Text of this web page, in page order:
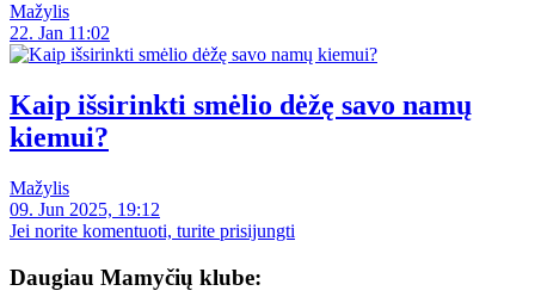
Mažylis
22. Jan 11:02
Kaip išsirinkti smėlio dėžę savo namų
kiemui?
Mažylis
09. Jun 2025, 19:12
Jei norite komentuoti, turite prisijungti
Daugiau Mamyčių klube: